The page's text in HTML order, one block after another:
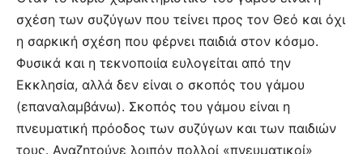
σχέση των συζύγων που τείνει προς τον Θεό και όχι
η σαρκική σχέση που φέρνει παιδιά στον κόσμο.
Φυσικά και η τεκνοποιία ευλογείται από την
Εκκλησία, αλλά δεν είναι ο σκοπός του γάμου
(επαναλαμβάνω). Σκοπός του γάμου είναι η
πνευματική πρόοδος των συζύγων και των παιδιών
τους. Αναζητούνε λοιπόν πολλοί «πνευματικοί»